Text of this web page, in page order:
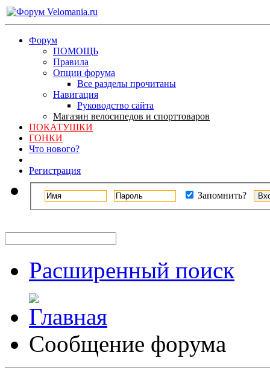
Форум
ПОМОЩЬ
Правила
Опции форума
Все разделы прочитаны
Навигация
Руководство сайта
Магазин велосипедов и спорттоваров
ПОКАТУШКИ
ГОНКИ
Что нового?
Регистрация
Запомнить?
Расширенный поиск
Сообщение форума